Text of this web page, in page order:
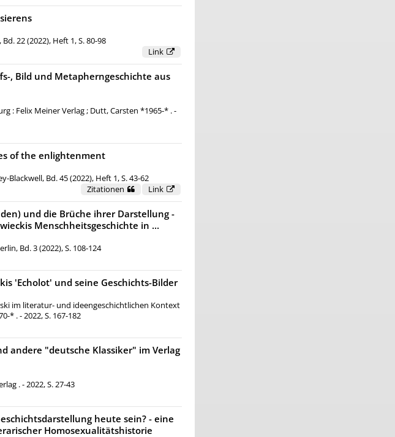
22 (2022), Heft 1, S. 80-98
Link
, Bild und Metapherngeschichte aus
: Felix Meiner Verlag ; Dutt, Carsten *1965-* . -
of the enlightenment
Bd. 45 (2022), Heft 1, S. 43-62
Link
Zitationen
und die Brüche ihrer Darstellung -
Menschheitsgeschichte in ...
Bd. 3 (2022), S. 108-124
'Echolot' und seine Geschichts-Bilder
im literatur- und ideengeschichtlichen Kontext
* . - 2022, S. 167-182
andere "deutsche Klassiker" im Verlag
. - 2022, S. 27-43
heute sein? - eine
Homosexualitätshistorie